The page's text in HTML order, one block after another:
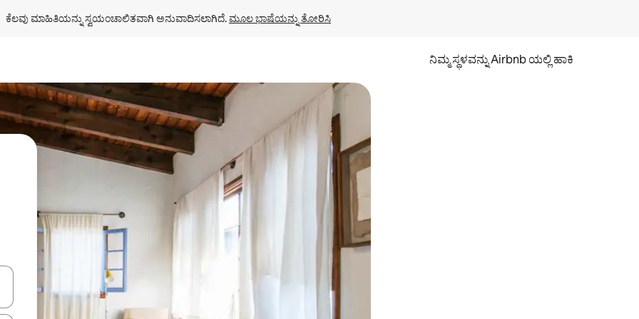
ಕೆಲವು ಮಾಹಿತಿಯನ್ನು ಸ್ವಯಂಚಾಲಿತವಾಗಿ ಅನುವಾದಿಸಲಾಗಿದೆ. ಮೂಲ ಭಾಷೆಯನ್ನು ತೋರಿಸಿ
ನಿಮ್ಮ ಸ್ಥಳವನ್ನು Airbnb ಯಲ್ಲಿ ಹಾಕಿ
ನ್ಯಾವಿಗೇಟ್ ಮಾಡಿ ಅಥವಾ ಸ್ಪರ್ಶ ಅಥವಾ ಸ್ವೈಪ್ ಗೆಸ್ಚರ್‌ಗಳ ಮೂಲಕ ಅನ್ವೇಷಿಸಿ.